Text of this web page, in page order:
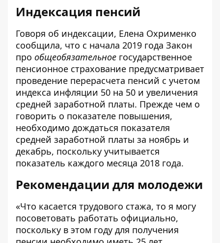
Индексация пенсий
Говоря об индексации, Елена Охрименко
сообщила, что с начала 2019 года Закон
про общеобязательное государственное
пенсионное страхование предусматривает
проведение перерасчета пенсий с учетом
индекса инфляции 50 на 50 и увеличения
средней заработной платы. Прежде чем о
говорить о показателе повышения,
необходимо дождаться показателя
средней заработной платы за ноябрь и
декабрь, поскольку учитывается
показатель каждого месяца 2018 года.
Рекомендации для молодежи
«Что касается трудового стажа, то я могу
посоветовать работать официально,
поскольку в этом году для получения